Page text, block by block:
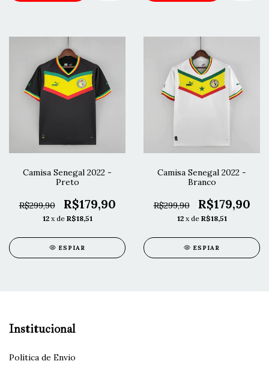
Camisa Senegal 2022 -
Preto
R$299,90 R$179,90
12 x de R$18,51
ESPIAR
Camisa Senegal 2022 -
Branco
R$299,90 R$179,90
12 x de R$18,51
ESPIAR
Institucional
Política de Envio